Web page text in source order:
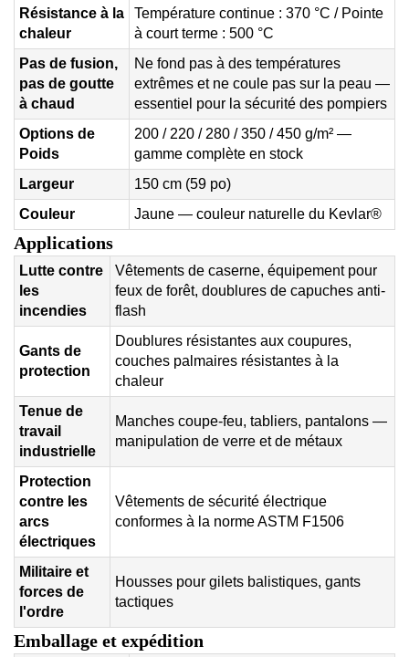
Résistance à la
chaleur
Température continue : 370 °C / Pointe
à court terme : 500 °C
Pas de fusion,
pas de goutte
à chaud
Ne fond pas à des températures
extrêmes et ne coule pas sur la peau —
essentiel pour la sécurité des pompiers
Options de
Poids
200 / 220 / 280 / 350 / 450 g/m² —
gamme complète en stock
Largeur
150 cm (59 po)
Couleur
Jaune — couleur naturelle du Kevlar®
Applications
Lutte contre
les
incendies
Vêtements de caserne, équipement pour
feux de forêt, doublures de capuches anti-
flash
Gants de
protection
Doublures résistantes aux coupures,
couches palmaires résistantes à la
chaleur
Tenue de
travail
industrielle
Manches coupe-feu, tabliers, pantalons —
manipulation de verre et de métaux
Protection
contre les
arcs
électriques
Vêtements de sécurité électrique
conformes à la norme ASTM F1506
Militaire et
forces de
l'ordre
Housses pour gilets balistiques, gants
tactiques
Emballage et expédition